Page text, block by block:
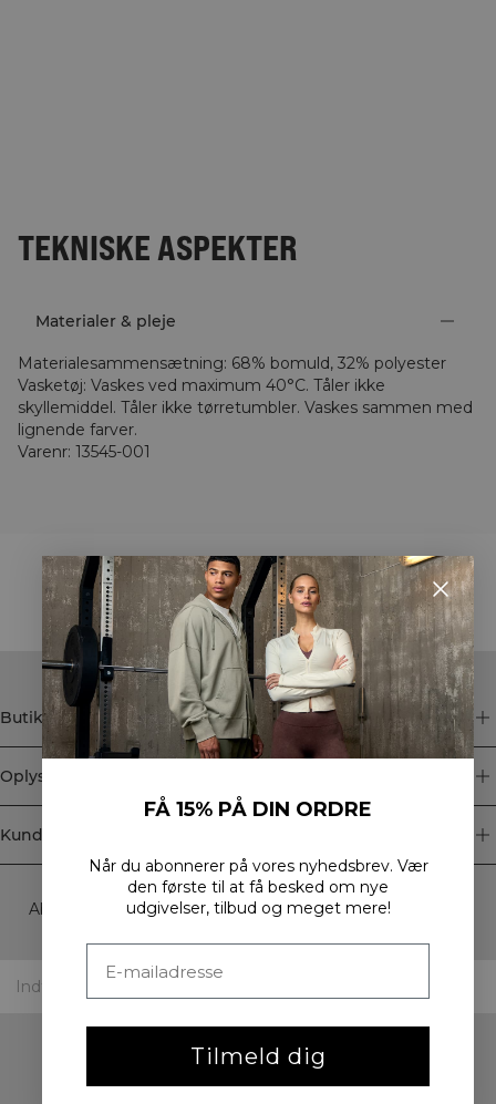
TEKNISKE ASPEKTER
Materialer & pleje
Materialesammensætning: 68% bomuld, 32% polyester
Vasketøj: Vaskes ved maximum 40°C. Tåler ikke
skyllemiddel. Tåler ikke tørretumbler. Vaskes sammen med
lignende farver.
Varenr: 13545-001
STYLE WITH
Butik
Oplysninger
Kundeservice
Newsletter
Abonner på vores nyhedsbrev! Få eksklusive tilbud, vores
FÅ 15% PÅ DIN ORDRE
Når du abonnerer på vores nyhedsbrev. Vær
den første til at få besked om nye
udgivelser, tilbud og meget mere!
Tilmeld dig